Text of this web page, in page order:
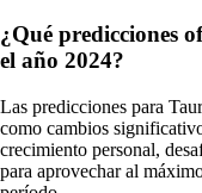
¿Qué predicciones
el año 2024?
Las predicciones para
como cambios
crecimiento personal,
para aprovechar al